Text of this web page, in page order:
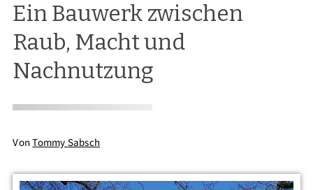
Ein Bauwerk zwischen
Raub, Macht und
Nachnutzung
VonTommy Sabsch